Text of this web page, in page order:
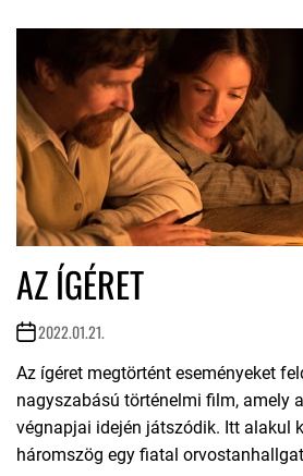
AZ ÍGÉRET
2022.01.21.
Az ígéret megtörtént eseményeket
nagyszabású történelmi film, amely
végnapjai idején játszódik. Itt alakul
háromszög egy fiatal